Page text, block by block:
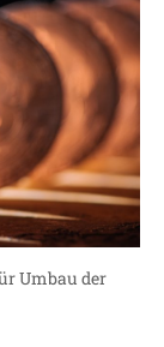
Umbau der